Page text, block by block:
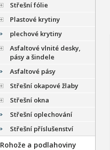
Střešní fólie
Plastové krytiny
plechové krytiny
Asfaltové vlnité desky,
pásy a šindele
Asfaltové pásy
Střešní okapové žlaby
Střešní okna
Střešní oplechování
Střešní příslušenství
Rohože a podlahoviny